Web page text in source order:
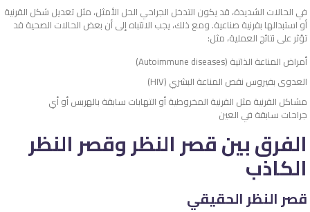
في الحالات الشديدة، قد يكون التدخل الجراحي الحل الأمثل، مثل تعديل شكل القرنية
أو استبدالها بقرنية صناعية. ومع ذلك، يجب الانتباه إلى أن بعض الحالات الصحية قد
تؤثر على نتائج العملية، مثل:
أمراض المناعة الذاتية (Autoimmune diseases)
العدوى بفيروس نقص المناعة البشري (HIV)
مشاكل القرنية مثل القرنية المخروطية أو التهابات سابقة بالهربس أو أي
جراحات سابقة في العين
الفرق بين قصر النظر وقصر النظر
الكاذب
قصر النظر الحقيقي